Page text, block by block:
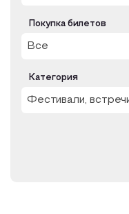
Автотуризм
Образовательный
Покупка билетов
Все
Категория
Фестивали,